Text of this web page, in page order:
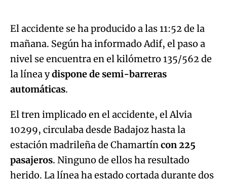
Try again
El accidente se ha producido a las 11:52 de la
mañana. Según ha informado Adif, el paso a
nivel se encuentra en el kilómetro 135/562 de
la línea ydispone de semi-barreras
automáticas.
El tren implicado en el accidente, el Alvia
10299, circulaba desde Badajoz hasta la
estación madrileña de Chamartíncon 225
pasajeros. Ninguno de ellos ha resultado
herido. La línea ha estado cortada durante dos